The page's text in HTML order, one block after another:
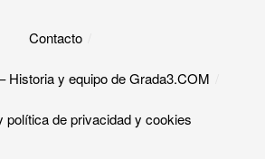
Contacto
Historia y equipo de Grada3.COM
política de privacidad y cookies​